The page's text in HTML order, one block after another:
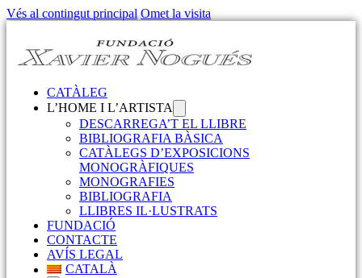
Vés al contingut principal Omet la visita
CATÀLEG
L’HOME I L’ARTISTA
DESCARREGA’T EL LLIBRE
BIBLIOGRAFIA BÀSICA
CATÀLEGS D’EXPOSICIONS
MONOGRÀFIQUES
MONOGRAFIES
BIBLIOGRAFIA
LLIBRES IL·LUSTRATS
FUNDACIÓ
CONTACTE
AVÍS LEGAL
CATALÀ